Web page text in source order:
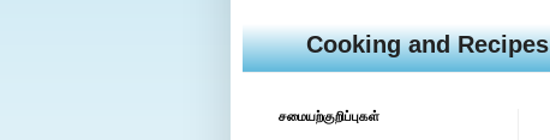
Cooking and Recipes
சமையற்குறிப்புகள்